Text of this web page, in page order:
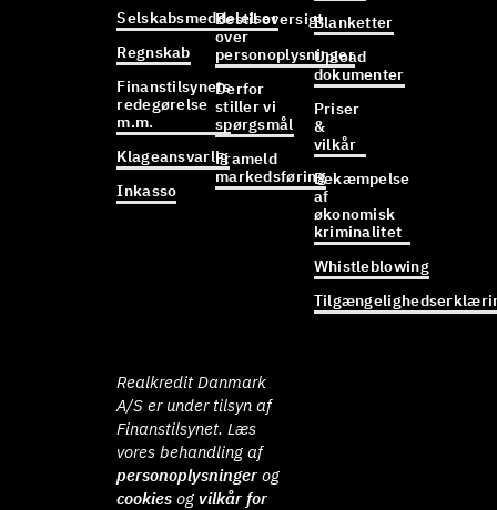
Selskabsmeddelelser
Regnskab
Finanstilsynets
redegørelse
m.m.
Klageansvarlig
Inkasso
Bestil oversigt
over
personoplysninger
Derfor
stiller vi
spørgsmål
Frameld
markedsføring
Blanketter
Upload
dokumenter
Priser
&
vilkår
Bekæmpelse
af
økonomisk
kriminalitet
Whistleblowing
Realkredit Danmark
A/S er under tilsyn af
Finanstilsynet. Læs
vores behandling af
personoplysninger og
cookies ogvilkår for